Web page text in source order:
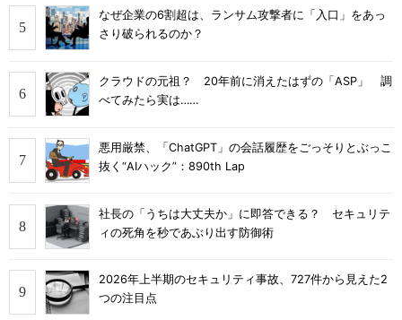
なぜ企業の6割超は、ランサム攻撃者に「入口」をあっ
さり破られるのか？
クラウドの元祖？ 20年前に消えたはずの「ASP」 調
べてみたら実は……
悪用厳禁、「ChatGPT」の会話履歴をごっそりとぶっこ
抜く“AIハック”：890th Lap
社長の「うちは大丈夫か」に即答できる？ セキュリテ
ィの死角を秒であぶり出す防御術
2026年上半期のセキュリティ事故、727件から見えた2
つの注目点